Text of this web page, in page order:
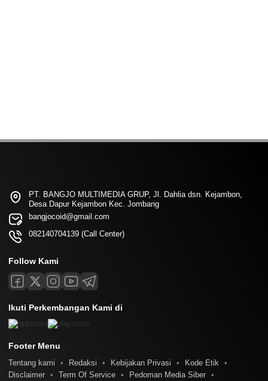
PT. BANGJO MULTIMEDIA GRUP, Jl. Dahlia dsn. Kejambon,
Desa Dapur Kejambon Kec. Jombang
bangjocoid@gmail.com
082140704139 (Call Center)
Follow Kami
Ikuti Perkembangan Kami di
Footer Menu
Tentang kami Redaksi Kebijakan Privasi
Kode Etik
Disclaimer
Term Of Service
Pedoman Media Siber